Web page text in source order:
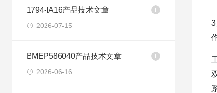
1794-IA16产品技术文章
2026-07-15
BMEP586040产品技术文章
2026-06-16
3